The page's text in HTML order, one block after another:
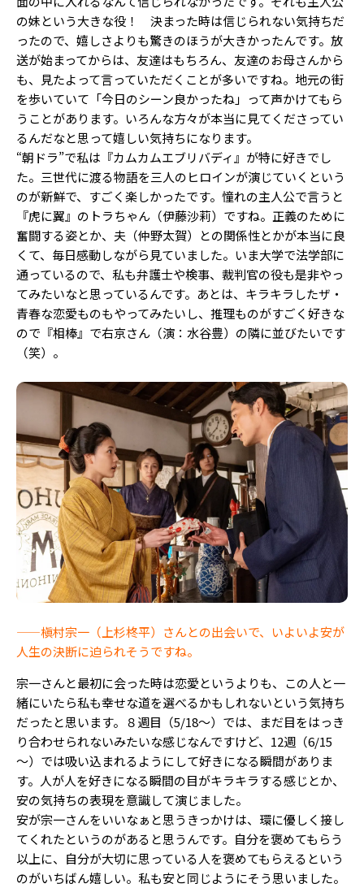
の妹という大きな役！ 決まった時は信じられない気持ちだ
ったので、嬉しさよりも驚きのほうが大きかったんです。放
送が始まってからは、友達はもちろん、友達のお母さんから
も、見たよって言っていただくことが多いですね。地元の街
を歩いていて「今日のシーン良かったね」って声かけてもら
うことがあります。いろんな方々が本当に見てくださってい
るんだなと思って嬉しい気持ちになります。
“朝ドラ”で私は『カムカムエブリバディ』が特に好きでし
た。三世代に渡る物語を三人のヒロインが演じていくという
のが新鮮で、すごく楽しかったです。憧れの主人公で言うと
『虎に翼』のトラちゃん（伊藤沙莉）ですね。正義のために
奮闘する姿とか、夫（仲野太賀）との関係性とかが本当に良
くて、毎日感動しながら見ていました。いま大学で法学部に
通っているので、私も弁護士や検事、裁判官の役も是非やっ
てみたいなと思っているんです。あとは、キラキラしたザ・
青春な恋愛ものもやってみたいし、推理ものがすごく好きな
ので『相棒』で右京さん（演：水谷豊）の隣に並びたいです
（笑）。
——槇村宗一（上杉柊平）さんとの出会いで、いよいよ安が
人生の決断に迫られそうですね。
宗一さんと最初に会った時は恋愛というよりも、この人と一
緒にいたら私も幸せな道を選べるかもしれないという気持ち
だったと思います。８週目（5/18～）では、まだ目をはっき
り合わせられないみたいな感じなんですけど、12週（6/15
～）では吸い込まれるようにして好きになる瞬間がありま
す。人が人を好きになる瞬間の目がキラキラする感じとか、
安の気持ちの表現を意識して演じました。
安が宗一さんをいいなぁと思うきっかけは、環に優しく接し
てくれたというのがあると思うんです。自分を褒めてもらう
以上に、自分が大切に思っている人を褒めてもらえるという
のがいちばん嬉しい。私も安と同じようにそう思いました。